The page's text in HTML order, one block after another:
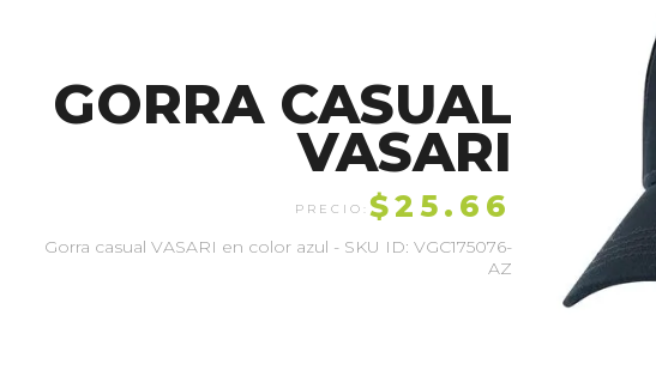
GORRA CASUAL
VASARI
$25.66
Gorra casual VASARI en color azul - SKU ID: VGC175076-
AZ